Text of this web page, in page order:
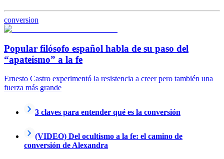
conversion
Popular filósofo español habla de su paso del
“apateísmo” a la fe
Ernesto Castro experimentó la resistencia a creer pero también una
fuerza más grande
3 claves para entender qué es la conversión
(VIDEO) Del ocultismo a la fe: el camino de
conversión de Alexandra